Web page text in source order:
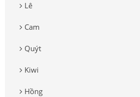
Lê
Cam
Quýt
Kiwi
Hồng